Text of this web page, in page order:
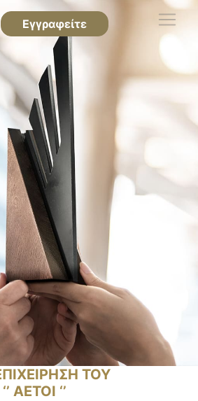
Εγγραφείτε
ΤΟΥ
ΑΕΤΟΙ ‘’